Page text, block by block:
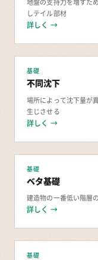
しテイル部材
詳しく →
基礎
不同沈下
場所によって沈下量が
生じさせる
詳しく →
基礎
ベタ基礎
建造物の一番低い階層
詳しく →
基礎